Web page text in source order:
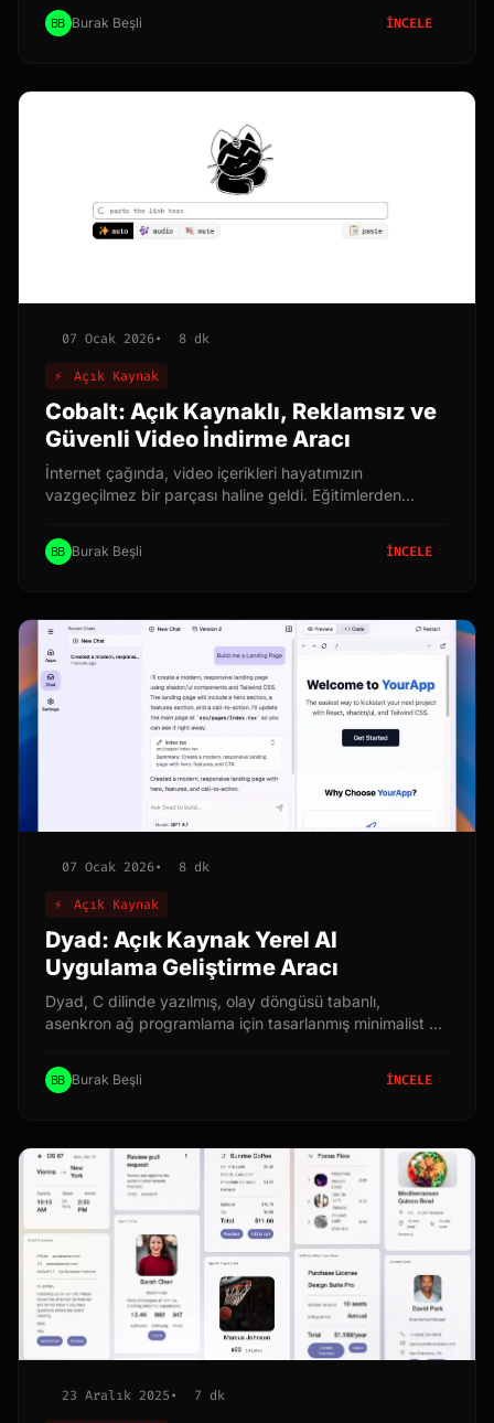
Bu makalede, Ubuntu işletim sistemine Clawd Bot
kurulumunu adım adım anlatarak, kendi kişisel yapay
Burak Beşli İNCELE
07 Ocak 2026• 8 dk
⚡ Açık Kaynak
Cobalt: Açık Kaynaklı, Reklamsız ve
Güvenli Video İndirme Aracı
İnternet çağında, video içerikleri hayatımızın
vazgeçilmez bir parçası haline geldi. Eğitimlerden
video formatında içeriklere kolayca erişebiliyoruz.
Ancak, bu içeriklere her zaman internet bağlantısı
imputnet/cobalt'ın ne olduğunu, nasıl kullanıldığını,
avantajlarını ve dezavantajlarını detaylı bir şekilde
inceleyeceğiz.
Burak Beşli İNCELE
07 Ocak 2026• 8 dk
⚡ Açık Kaynak
Dyad: Açık Kaynak Yerel AI
Uygulama Geliştirme Aracı
Dyad, C dilinde yazılmış, olay döngüsü tabanlı,
asenkron ağ programlama için tasarlanmış minimalist bir
tüketimi ve kolay kullanım prensiplerini benimser. Bu
makalede, Dyad kütüphanesini derinlemesine
Amacımız, Dyad'ın ne olduğunu, nasıl çalıştığını ve
projelerinizde nasıl kullanabileceğinizi anlamanıza
yardımcı olmaktır.
Burak Beşli İNCELE
23 Aralık 2025• 7 dk